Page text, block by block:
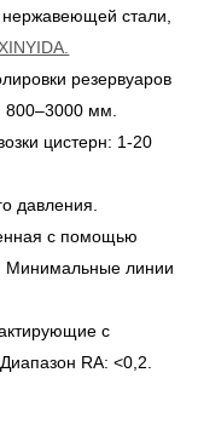
стали,
резервуаров
800–3000 мм.
цистерн: 1-20
давления.
с помощью
Минимальные линии
с
RA: <0,2.